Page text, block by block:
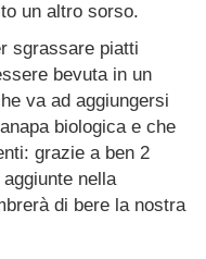
un altro sorso.
sgrassare piatti
bevuta in un
va ad aggiungersi
biologica e che
grazie a ben 2
nella
di bere la nostra